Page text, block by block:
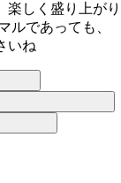
楽しく盛り上がり
ルであっても、
いね